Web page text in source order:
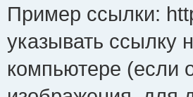
Пример ссылки:
указывать ссылку
компьютере (если